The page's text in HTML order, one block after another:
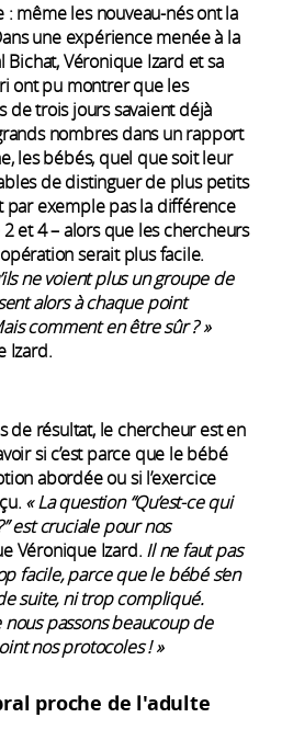
: même les nouveau-nés ont la
une expérience menée à la
Bichat, Véronique Izard et sa
ont pu montrer que les
de trois jours savaient déjà
nombres dans un rapport
les bébés, quel que soit leur
de distinguer de plus petits
par exemple pas la différence
et 4 – alors que les chercheurs
serait plus facile.
ne voient plus un groupe de
alors à chaque point
comment en être sûr ? »
Izard.
de résultat, le chercheur est en
si c’est parce que le bébé
abordée ou si l’exercice
« La question “Qu’est-ce qui
est cruciale pour nos
Véronique Izard. Il ne faut pas
facile, parce que le bébé s’en
suite, ni trop compliqué.
passons beaucoup de
nos protocoles ! »
proche de l'adulte